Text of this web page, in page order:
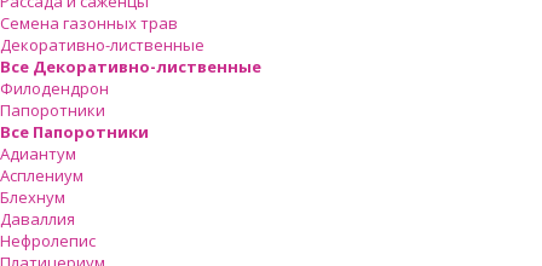
Семена газонных трав
Декоративно-лиственные
Все Декоративно-лиственные
Филодендрон
Папоротники
Все Папоротники
Адиантум
Асплениум
Блехнум
Даваллия
Нефролепис